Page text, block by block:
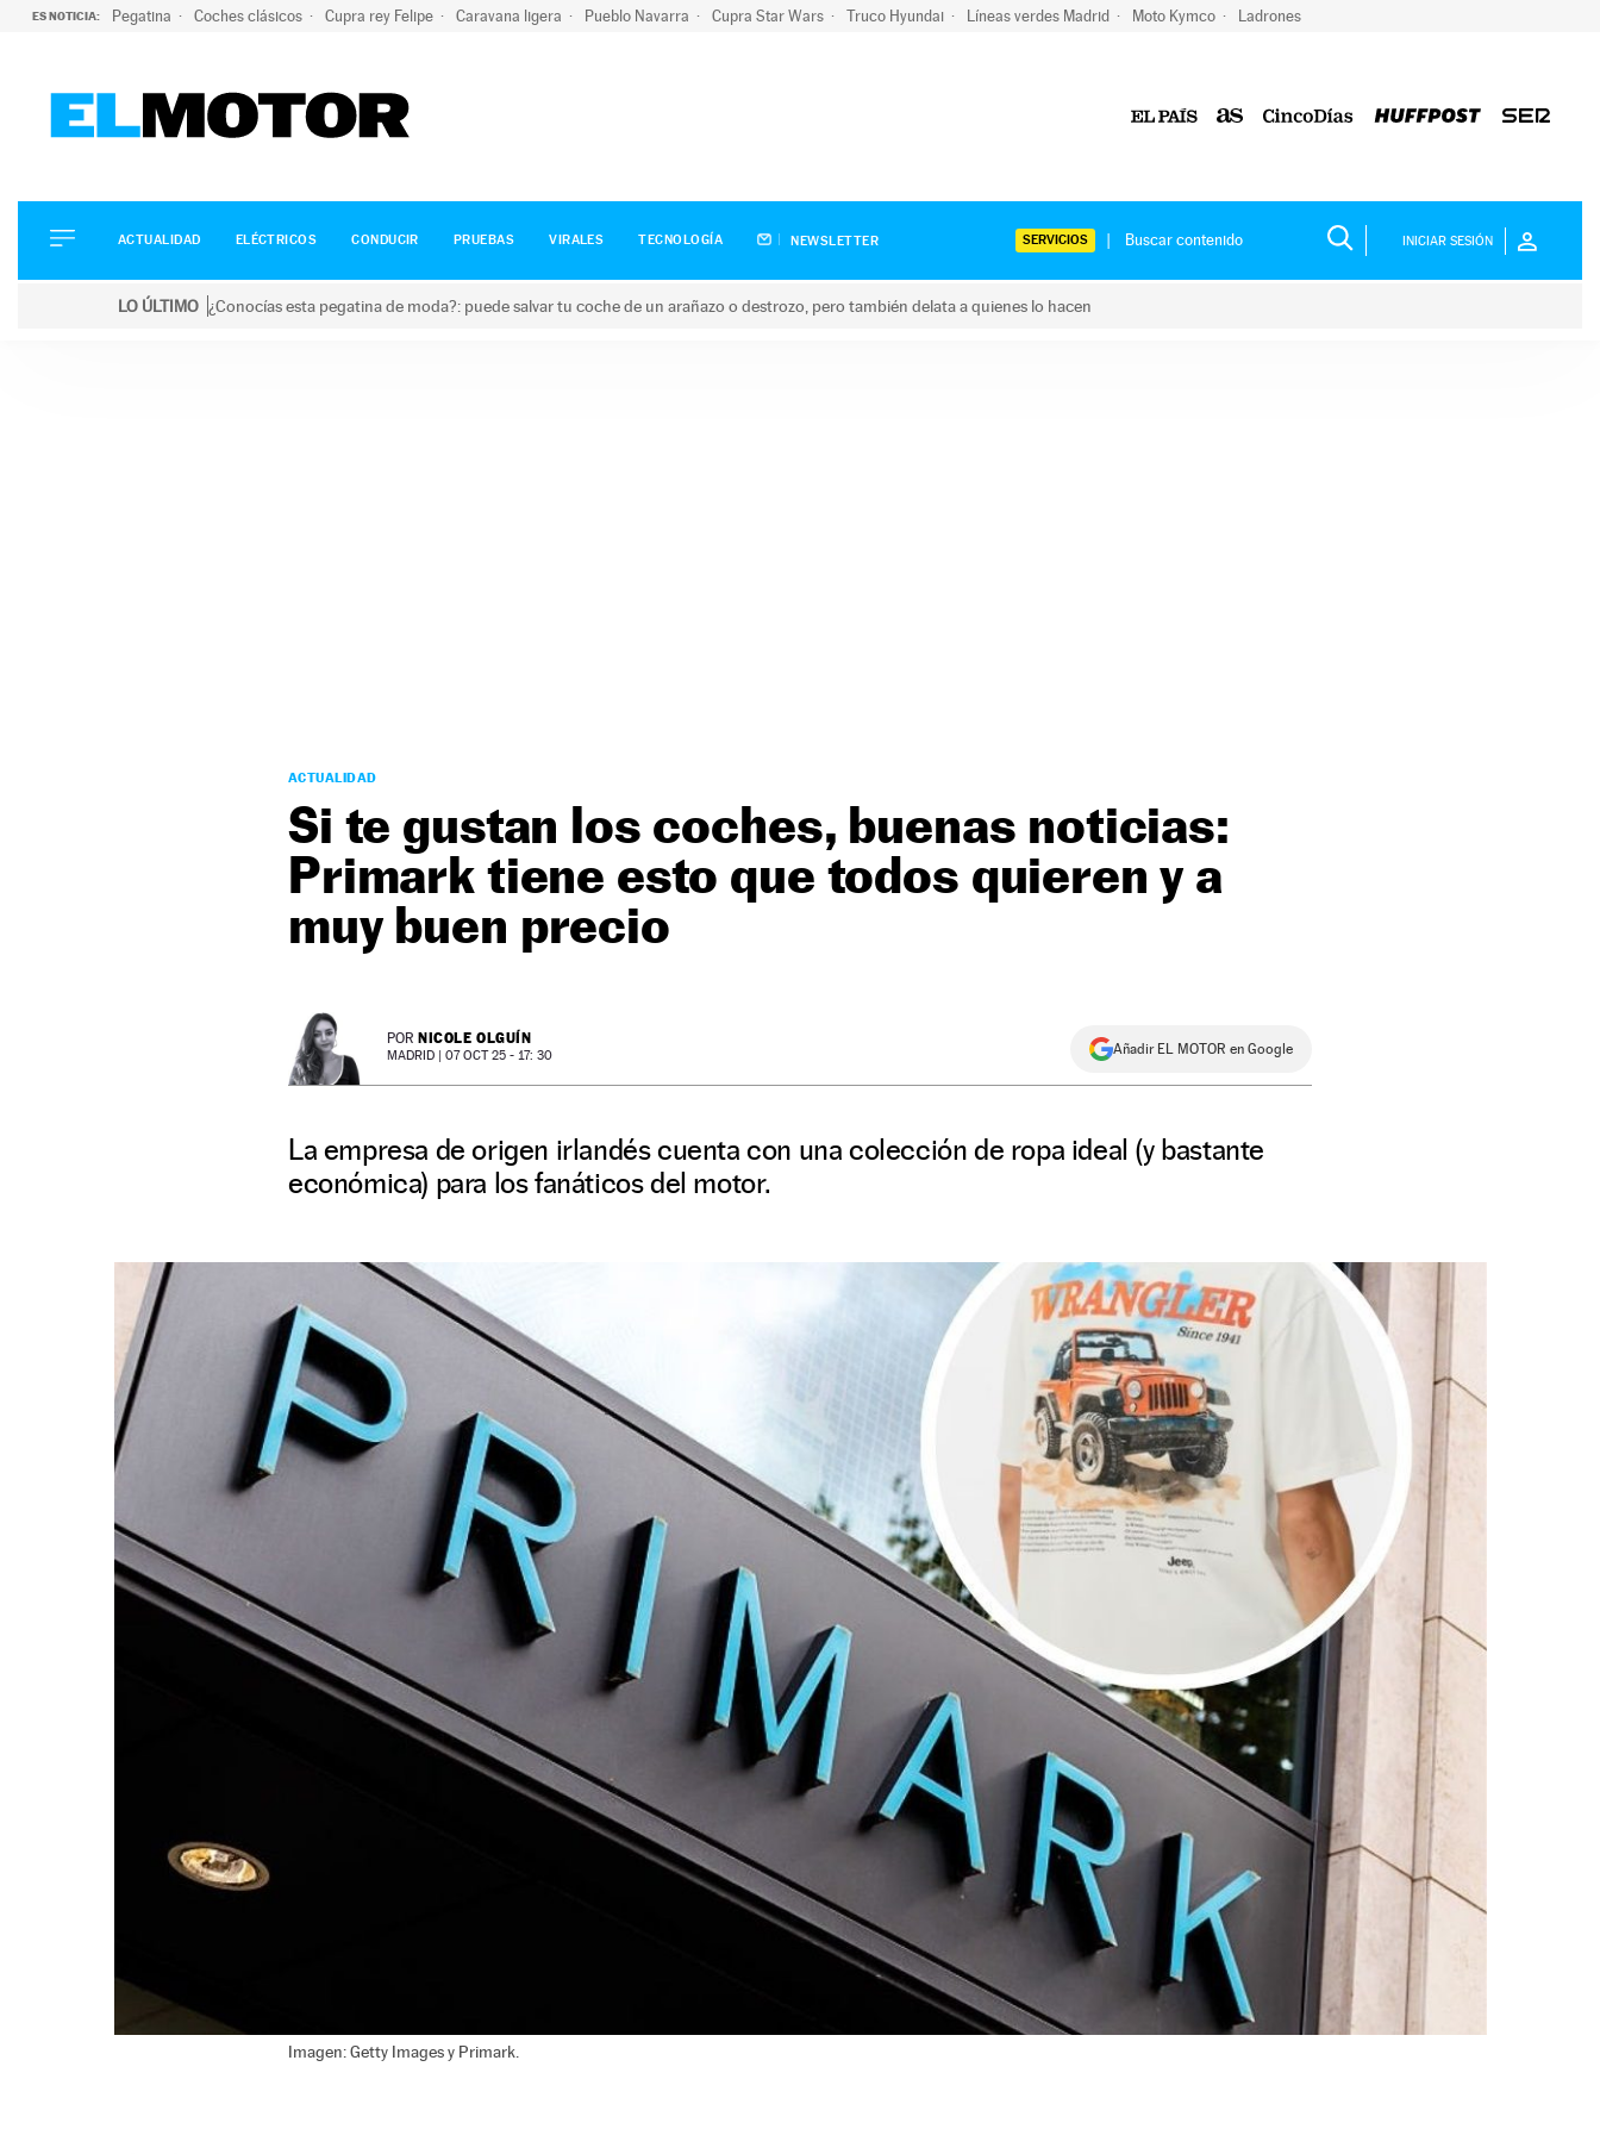
ES NOTICIA: Pegatina Coches clásicos Cupra rey Felipe Caravana ligera Pueblo Navarra Cupra Star Wars Truco Hyundai Líneas verdes Madrid Moto Kymco Ladrones
ELÉCTRICOS
CONDUCIR
ACTUALIDAD ELÉCTRICOS CONDUCIR PRUEBAS VIRALES TECNOLOGÍA NEWSLETTER SERVICIOS INICIAR SESIÓN
LO ÚLTIMO ¿Conocías esta pegatina de moda?: puede salvar tu coche de un arañazo o destrozo, pero también delata a quienes lo hacen
ACTUALIDAD
Si te gustan los coches, buenas noticias:
Primark tiene esto que todos quieren y a
muy buen precio
POR NICOLE OLGUÍN
MADRID | 07 OCT 25 - 17: 30 Añadir EL MOTOR en Google
La empresa de origen irlandés cuenta con una colección de ropa ideal (y bastante
económica) para los fanáticos del motor.
Imagen: Getty Images y Primark.